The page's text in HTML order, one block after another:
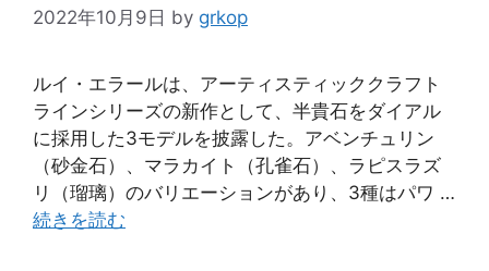
2022年10月9日 by grkop
ルイ・エラールは、アーティスティッククラフト
ラインシリーズの新作として、半貴石をダイアル
に採用した3モデルを披露した。アベンチュリン
（砂金石）、マラカイト（孔雀石）、ラピスラズ
リ（瑠璃）のバリエーションがあり、3種はパワ …
続きを読む